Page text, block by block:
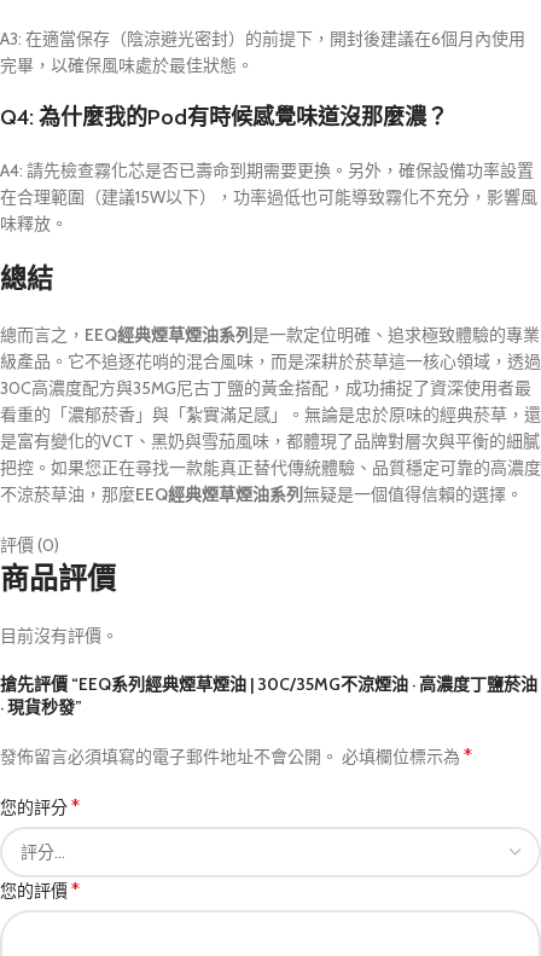
A3: 在適當保存（陰涼避光密封）的前提下，開封後建議在6個月內使用
完畢，以確保風味處於最佳狀態。
Q4: 為什麼我的Pod有時候感覺味道沒那麼濃？
A4: 請先檢查霧化芯是否已壽命到期需要更換。另外，確保設備功率設置
在合理範圍（建議15W以下），功率過低也可能導致霧化不充分，影響風
味釋放。
總結
總而言之， EEQ經典煙草煙油系列 是一款定位明確、追求極致體驗的專業
級產品。它不追逐花哨的混合風味，而是深耕於菸草這一核心領域，透過
30C高濃度配方與35MG尼古丁鹽的黃金搭配，成功捕捉了資深使用者最
看重的「濃郁菸香」與「紮實滿足感」。無論是忠於原味的經典菸草，還
是富有變化的VCT、黑奶與雪茄風味，都體現了品牌對層次與平衡的細膩
把控。如果您正在尋找一款能真正替代傳統體驗、品質穩定可靠的高濃度
不涼菸草油，那麼EEQ經典煙草煙油系列 無疑是一個值得信賴的選擇。
評價 (0)
商品評價
目前沒有評價。
搶先評價 “EEQ系列經典煙草煙油 | 30C/35MG不涼煙油 · 高濃度丁鹽菸油
· 現貨秒發”
發佈留言必須填寫的電子郵件地址不會公開。 必填欄位標示為 *
您的評分*
您的評價*